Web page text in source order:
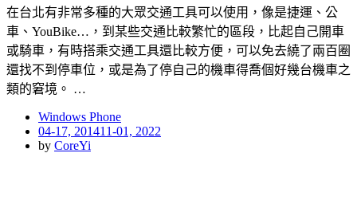
在台北有非常多種的大眾交通工具可以使用，像是捷運、公
車、YouBike…，到某些交通比較繁忙的區段，比起自己開車
或騎車，有時搭乘交通工具還比較方便，可以免去繞了兩百圈
還找不到停車位，或是為了停自己的機車得喬個好幾台機車之
類的窘境。 …
Windows Phone
Posted
on
04-17, 201411-01, 2022
by CoreYi